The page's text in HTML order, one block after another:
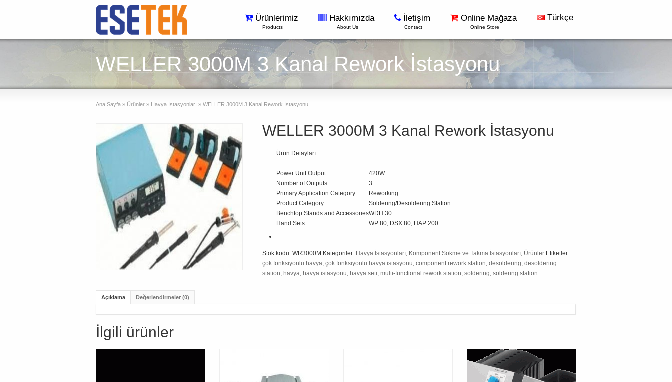
Ürünlerimiz
Products
Hakkımızda
About Us
İletişim
Contact
Online Mağaza
Online Store
Türkçe
WELLER 3000M 3 Kanal Rework İstasyonu
Ana Sayfa » Ürünler » Havya İstasyonları » WELLER 3000M 3 Kanal Rework İstasyonu
WELLER 3000M 3 Kanal Rework İstasyonu
Ürün Detayları
Power Unit Output
420W
Number of Outputs
3
Primary Application Category
Reworking
Product Category
Soldering/Desoldering Station
Benchtop Stands and AccessoriesWDH 30
Hand Sets
WP 80, DSX 80, HAP 200
Stok kodu: WR3000M Kategoriler: Havya İstasyonları, Komponent Sökme ve Takma İstasyonları, Ürünler Etiketler:
çok fonksiyonlu havya, çok fonksiyonlu havya istasyonu, component rework station, desoldering, desoldering
station, havya, havya istasyonu, havya seti, multi-functional rework station, soldering, soldering station
Açıklama Değerlendirmeler (0)
İlgili ürünler